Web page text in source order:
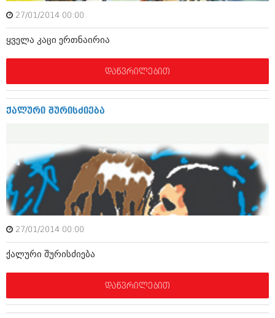
იანვარი 2014 (297)
დეკემბერი 2013 (365)
ნოემბერი 2013 (279)
ოქტომბერი 2013 (256)
ივნისი 2013 (212)
აპრილი 2013 (304)
იანვარი 2013 (334)
დეკემბერი 2012 (98)
ნოემბერი 2012 (295)
ოქტომბერი 2012 (350)
სექტემბერი 2012 (264)
აგვისტო 2012 (268)
ივლისი 2012 (322)
მაისი 2012 (240)
აპრილი 2012 (294)
მარტი 2012 (259)
თებერვალი 2012 (376)
იანვარი 2012 (322)
ნოემბერი 2011 (471)
27/01/2014 00:00
ყველა კაცი ერთნაირია
დაწვრილებით
ქალური შურისძიება
27/01/2014 00:00
ქალური შურისძიება
დაწვრილებით